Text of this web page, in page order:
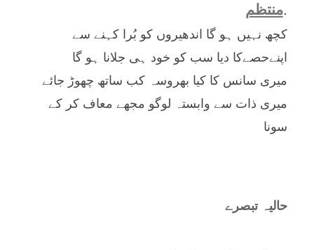
.منتظم
کچھ نہیں ہو گا اندھیروں کو بُرا کہنے سے
اپنےحصےکا دیا سب کو خود ہی جلانا ہو گا
میری سانس کا کیا بھروسہ کب ساتھ چھوڑ جائے
میری ذات سے وابستہ لوگو مجھے معاف کر کے
سونا
حالیہ تبصرے